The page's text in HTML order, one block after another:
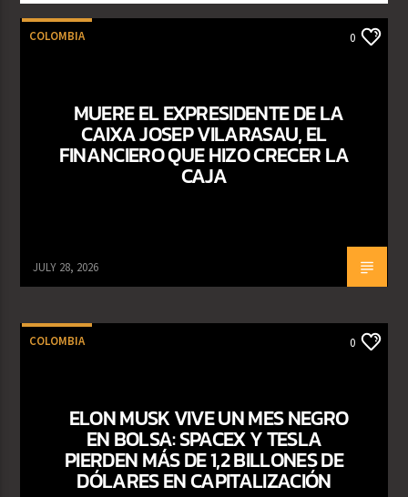
COLOMBIA 0
MUERE EL EXPRESIDENTE DE LA
CAIXA JOSEP VILARASAU, EL
FINANCIERO QUE HIZO CRECER LA
CAJA
JULY 28, 2026
COLOMBIA 0
ELON MUSK VIVE UN MES NEGRO
EN BOLSA: SPACEX Y TESLA
PIERDEN MÁS DE 1,2 BILLONES DE
DÓLARES EN CAPITALIZACIÓN